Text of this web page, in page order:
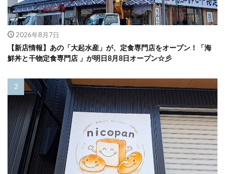
2026年8月7日
【新店情報】あの「大起水産」が、定食専門店をオープン！「海
鮮丼と干物定食専門店 」が明日8月8日オープン☆彡